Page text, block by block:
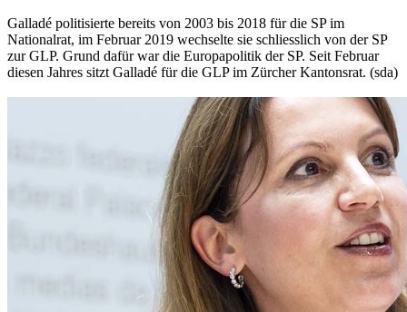
Galladé politisierte bereits von 2003 bis 2018 für die SP im
Nationalrat, im Februar 2019 wechselte sie schliesslich von der SP
zur GLP. Grund dafür war die Europapolitik der SP. Seit Februar
diesen Jahres sitzt Galladé für die GLP im Zürcher Kantonsrat. (sda)